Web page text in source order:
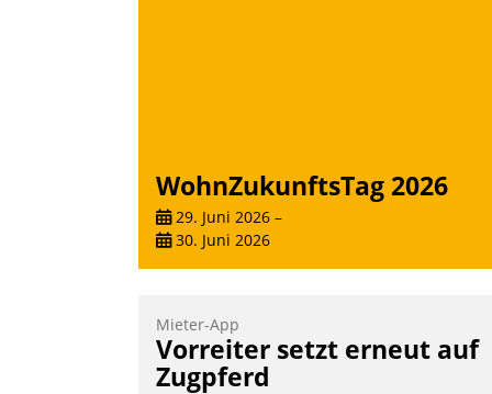
WohnZukunftsTag 2026
29. Juni 2026 –
30. Juni 2026
Mieter-App
Vorreiter setzt erneut auf
Zugpferd